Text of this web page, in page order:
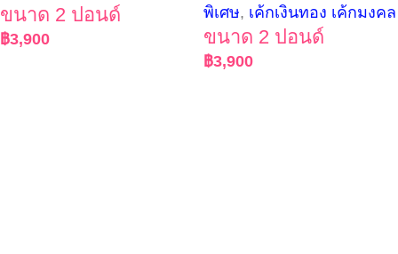
ขนาด 2 ปอนด์
฿3,900
พิเศษ, เค้กเงินทอง เค้กมงคล
ขนาด 2 ปอนด์
฿3,900